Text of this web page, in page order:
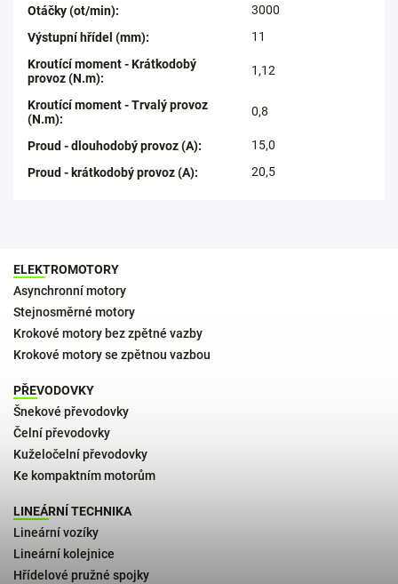
Otáčky (ot/min):
3000
Výstupní hřídel (mm):
11
Kroutící moment - Krátkodobý
provoz (N.m):
1,12
Kroutící moment - Trvalý provoz
(N.m):
0,8
Proud - dlouhodobý provoz (A):
15,0
Proud - krátkodobý provoz (A): 20,5
ELEKTROMOTORY
Asynchronní motory
Stejnosměrné motory
Krokové motory bez zpětné vazby
Krokové motory se zpětnou vazbou
PŘEVODOVKY
Šnekové převodovky
Čelní převodovky
Kuželočelní převodovky
Ke kompaktním motorům
LINEÁRNÍ TECHNIKA
Lineární vozíky
Lineární kolejnice
Hřídelové pružné spojky